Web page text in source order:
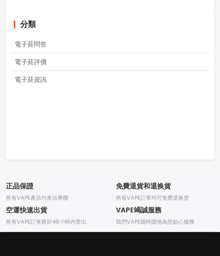
分類
電子菸問答
電子菸評價
電子菸資訊
正品保證
所有VAPE產品均來自專櫃
免費退貨和退换貨
所有VAPE訂單均可免费退换货
空運快速出貨
所有VAPE訂單將於48小時内寄出
VAPE竭誠服務
我們VAPE随時随地為您贴心服務